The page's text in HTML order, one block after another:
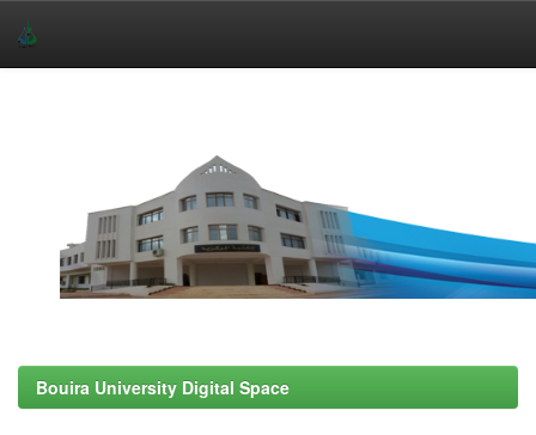
Bouira University Digital Space